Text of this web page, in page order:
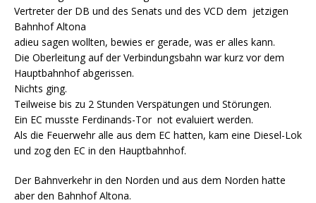
Vertreter der DB und des Senats und des VCD dem jetzigen
Bahnhof Altona
adieu sagen wollten, bewies er gerade, was er alles kann.
Die Oberleitung auf der Verbindungsbahn war kurz vor dem
Hauptbahnhof abgerissen.
Nichts ging.
Teilweise bis zu 2 Stunden Verspätungen und Störungen.
Ein EC musste Ferdinands-Tor not evaluiert werden.
Als die Feuerwehr alle aus dem EC hatten, kam eine Diesel-Lok
und zog den EC in den Hauptbahnhof.
Der Bahnverkehr in den Norden und aus dem Norden hatte
aber den Bahnhof Altona.